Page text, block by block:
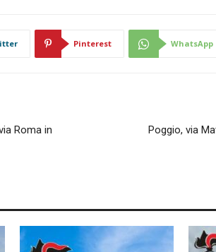
Pinterest WhatsApp
Roma in
Poggio, via